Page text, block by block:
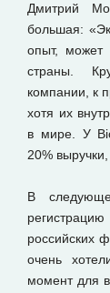
Дмитрий
большая:
опыт, может
страны.
компании, к
хотя их
в мире. У
20%
В
российских
очень
момент для